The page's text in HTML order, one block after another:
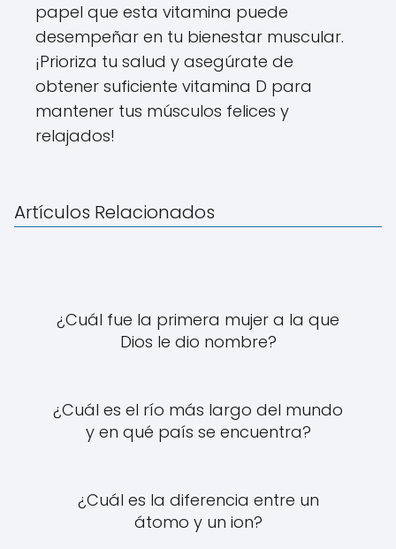
papel que esta vitamina puede
desempeñar en tu bienestar muscular.
¡Prioriza tu salud y asegúrate de
obtener suficiente vitamina D para
mantener tus músculos felices y
relajados!
Artículos Relacionados
¿Cuál fue la primera mujer a la que
Dios le dio nombre?
¿Cuál es el río más largo del mundo
y en qué país se encuentra?
¿Cuál es la diferencia entre un
átomo y un ion?